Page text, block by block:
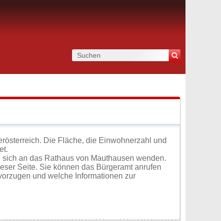
Die Fläche, die Einwohnerzahl und
an das Rathaus von Mauthausen wenden.
Seite. Sie können das Bürgeramt anrufen
und welche Informationen zur